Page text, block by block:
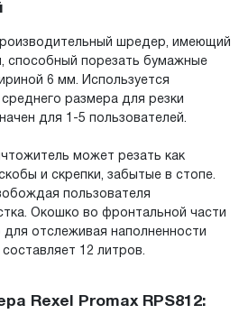
шредер, имеющий
способный порезать бумажные
6 мм. Используется
размера для резки
для 1-5 пользователей.
может резать как
и скрепки, забытые в стопе.
пользователя
Окошко во фронтальной части
отслеживая наполненности
12 литров.
Rexel Promax RPS812: